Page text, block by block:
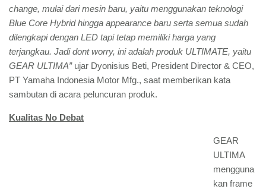
change, mulai dari mesin baru, yaitu menggunakan teknologi
Blue Core Hybrid hingga appearance baru serta semua sudah
dilengkapi dengan LED tapi tetap memiliki harga yang
terjangkau. Jadi dont worry, ini adalah produk ULTIMATE, yaitu
GEAR ULTIMA”ujar Dyonisius Beti, President Director & CEO,
PT Yamaha Indonesia Motor Mfg., saat memberikan kata
sambutan di acara peluncuran produk.
Kualitas No Debat
GEAR
ULTIMA
mengguna
kan frame